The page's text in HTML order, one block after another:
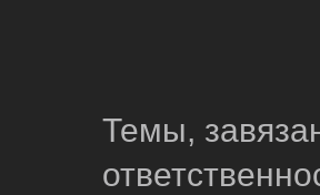
Темы,